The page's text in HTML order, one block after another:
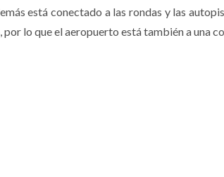
está conectado a las rondas y las
lo que el aeropuerto está también a una